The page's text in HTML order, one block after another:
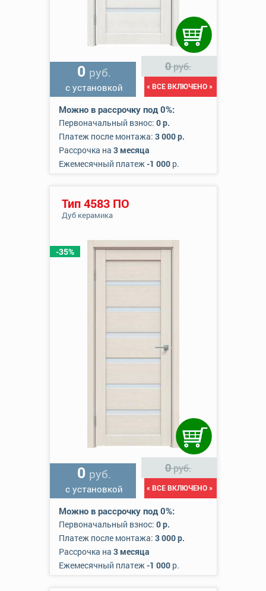
0 руб.
с установкой
0руб.
« ВСЕ ВКЛЮЧЕНО »
Можно в рассрочку под 0%:
Первоначальный взнос: 0 р.
Платеж после монтажа: 3 000 р.
Рассрочка на 3 месяца
Ежемесячный платеж-1 000р.
-35%
Тип 4583 ПО
Дуб керамика
0 руб.
с установкой
0руб.
« ВСЕ ВКЛЮЧЕНО »
Можно в рассрочку под 0%:
Первоначальный взнос: 0 р.
Платеж после монтажа: 3 000 р.
Рассрочка на 3 месяца
Ежемесячный платеж-1 000р.